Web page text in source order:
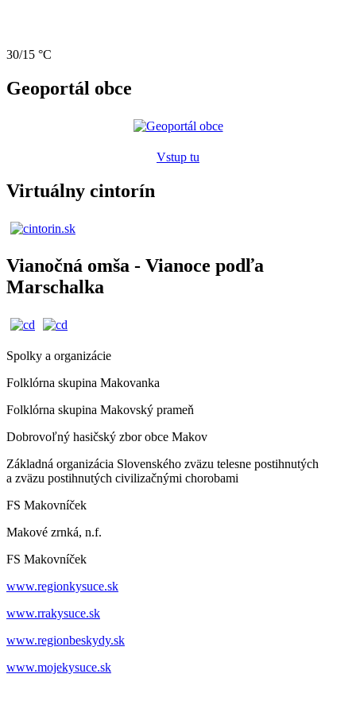
30/15 °C
Geoportál obce
Vstup tu
Virtuálny cintorín
Vianočná omša - Vianoce podľa
Marschalka
Spolky a organizácie
Folklórna skupina Makovanka
Folklórna skupina Makovský prameň
Dobrovoľný hasičský zbor obce Makov
Základná organizácia Slovenského zväzu telesne postihnutých
a zväzu postihnutých civilizačnými chorobami
FS Makovníček
Makové zrnká, n.f.
FS Makovníček
www.regionkysuce.sk
www.rrakysuce.sk
www.regionbeskydy.sk
www.mojekysuce.sk